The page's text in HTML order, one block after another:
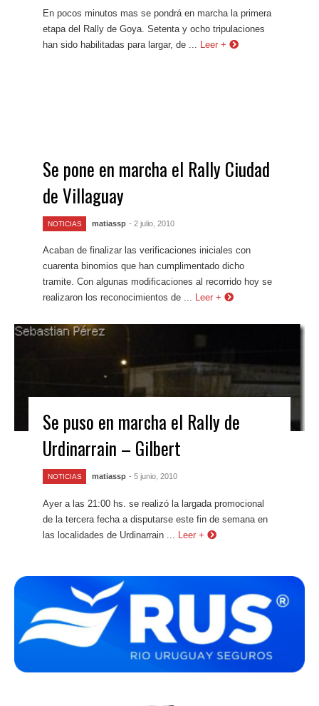
En pocos minutos mas se pondrá en marcha la primera
etapa del Rally de Goya. Setenta y ocho tripulaciones
han sido habilitadas para largar, de ...
Leer +
Se pone en marcha el Rally Ciudad
de Villaguay
NOTICIAS matiassp - 2 julio, 2010
Acaban de finalizar las verificaciones iniciales con
cuarenta binomios que han cumplimentado dicho
tramite. Con algunas modificaciones al recorrido hoy se
realizaron los reconocimientos de ... Leer +
Se puso en marcha el Rally de
Urdinarrain – Gilbert
NOTICIAS matiassp - 5 junio, 2010
Ayer a las 21:00 hs. se realizó la largada promocional
de la tercera fecha a disputarse este fin de semana en
las localidades de Urdinarrain ... Leer +